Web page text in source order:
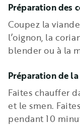
Préparation des
Coupez la
l’oignon, la
blender ou à la
Préparation de
Faites chauffer
et le smen.
pendant 10